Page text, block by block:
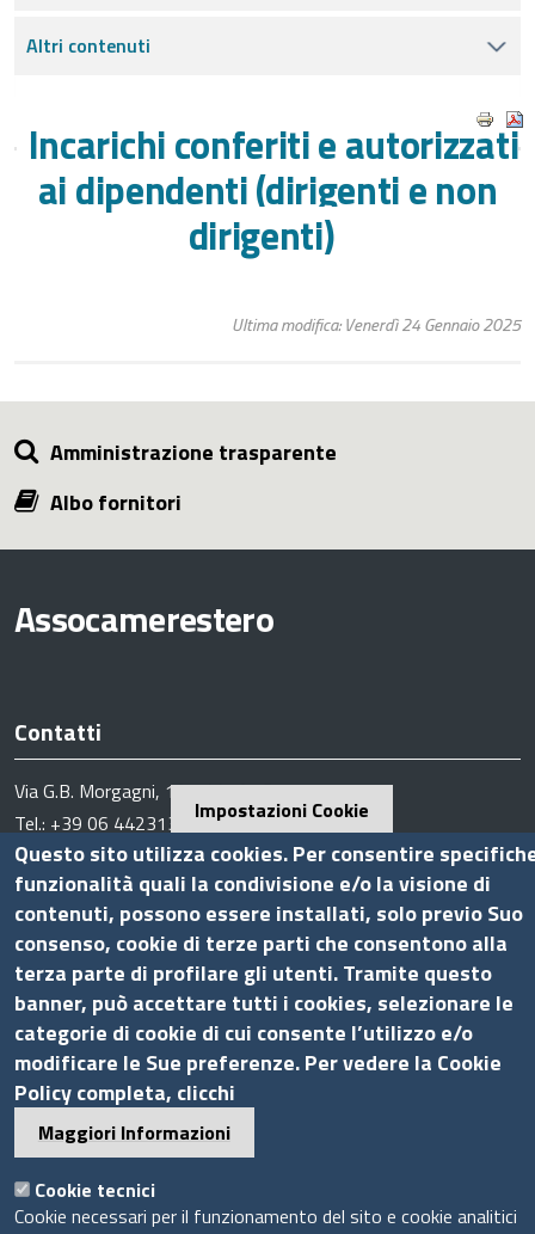
Altri contenuti
Incarichi conferiti e autorizzati
ai dipendenti (dirigenti e non
dirigenti)
Ultima modifica: Venerdì 24 Gennaio 2025
Amministrazione trasparente
Albo fornitori
Assocamerestero
Contatti
Via G.B. Morgagni, 13 - 00161 Roma
Tel.: +39 06 44231314
P.Iva 01898631005
C.F. 07888290587
Pecinfo.assocamerestero@legalmail.it
info@assocamerestero.it
dpo@assocamerestero.it
Seguici su
Sito web
Accesso INTRANET
Impostazioni Cookie
Questo sito utilizza cookies. Per consentire
funzionalità quali la condivisione e/o la visione di
contenuti, possono essere installati, solo previo Suo
consenso, cookie di terze parti che consentono alla
terza parte di profilare gli utenti. Tramite questo
banner, può accettare tutti i cookies, selezionare le
categorie di cookie di cui consente l’utilizzo e/o
modificare le Sue preferenze. Per vedere la Cookie
Policy completa, clicchi
Maggiori Informazioni
Cookie tecnici
Cookie necessari per il funzionamento del sito e cookie analitici